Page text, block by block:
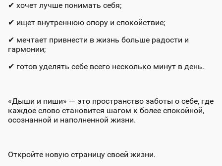
✔ хочет лучше понимать себя;
✔ ищет внутреннюю опору и спокойствие;
✔ мечтает привнести в жизнь больше радости и
гармонии;
✔ готов уделять себе всего несколько минут в день.
«Дыши и пиши» — это пространство заботы о себе, где
каждое слово становится шагом к более спокойной,
осознанной и наполненной жизни.
Откройте новую страницу своей жизни.